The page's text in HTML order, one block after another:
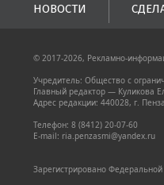
НОВОСТИ
© 2017-2026, Рекламно-
Учредитель: Общество с
Главный редактор — Куликова
Адрес редакции: 440028, г.
Телефон: 8 (8412) 20-07-60
E-mail: ria.penzasmi@yandex.ru
Зарегистрировано